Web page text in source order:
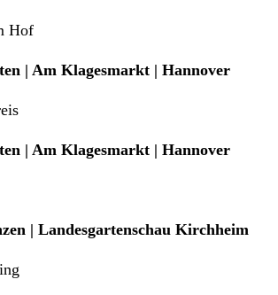
Hof
| Am Klagesmarkt | Hannover
| Am Klagesmarkt | Hannover
| Landesgartenschau Kirchheim